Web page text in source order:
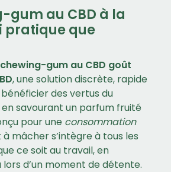
gum au CBD à la
pratique que
chewing-gum au CBD goût
, une solution discrète, rapide
des vertus du
savourant un parfum fruité
pour une consommation
mâcher s’intègre à tous les
ce soit au travail, en
d’un moment de détente.